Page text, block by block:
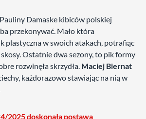
Damaske kibiców polskiej
przekonywać. Mało która
plastyczna w swoich atakach, potrafiąc
Ostatnie dwa sezony, to pik formy
rozwinęła skrzydła. Maciej Biernat
każdorazowo stawiając na nią w
2025 doskonała postawa